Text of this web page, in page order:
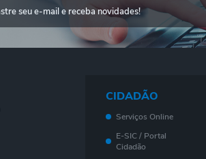
CIDADÃO
Serviços Online
E-SIC / Portal
Cidadão